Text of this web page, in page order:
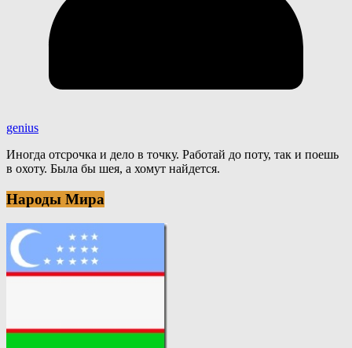
genius
Иногда отсрочка и дело в точку. Работай до поту, так и поешь
в охоту. Была бы шея, а хомут найдется.
Народы Мира